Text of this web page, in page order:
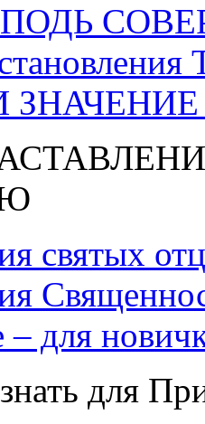
святых
– для
для